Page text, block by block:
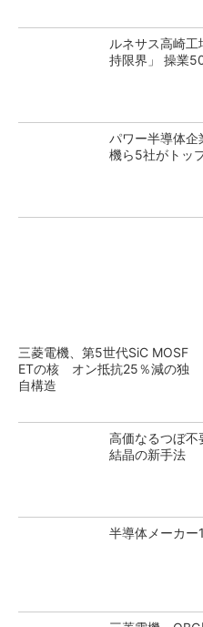
ルネサス高崎
持限界」 操業
パワー半導体企
機ら5社がトッ
三菱電機、第5世代SiC MOSF
ETの核 オン抵抗25％減の独
自構造
高価なるつぼ
結晶の新手法
半導体メーカー